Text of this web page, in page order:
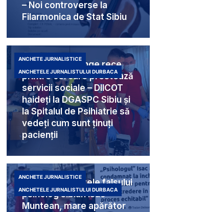
– Noi controverse la
Filarmonica de Stat Sibiu
Criminali cu sânge rece
printre cei care prestează
servicii sociale – DIICOT
haideți la DGASPC Sibiu și
la Spitalul de Psihiatrie să
vedeți cum sunt ținuți
pacienții
ANCHETE JURNALISTICE
ANCHETELE JURNALISTULUI DURBACA
Umbra din spatele falsului
psiholog sibian Isac
Muntean, mare apărător
ANCHETE JURNALISTICE
ANCHETELE JURNALISTULUI DURBACA